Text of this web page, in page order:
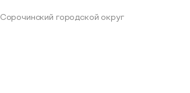
Сорочинский городской округ